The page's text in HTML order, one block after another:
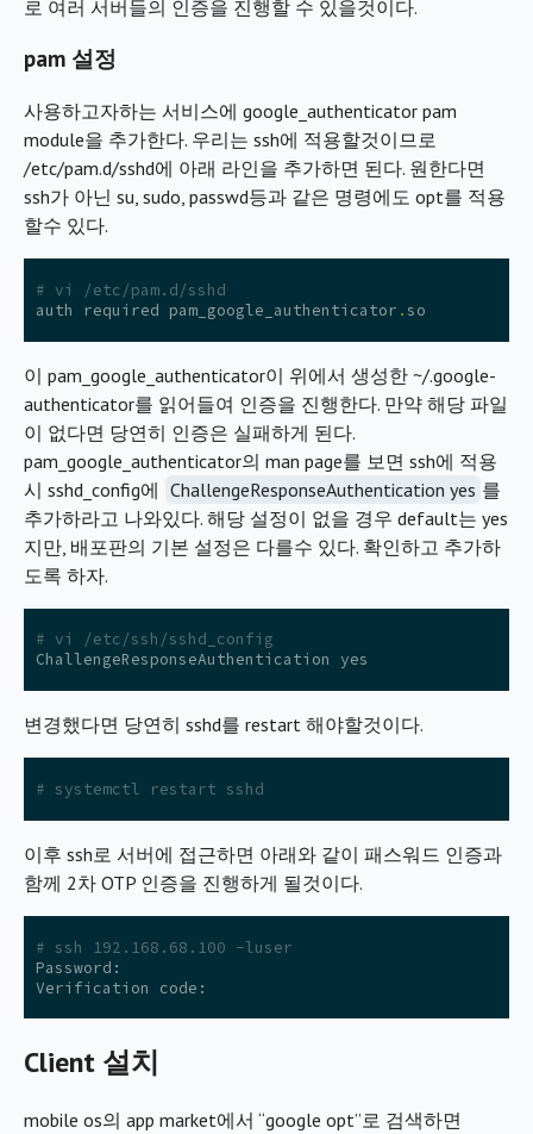
로 여러 서버들의 인증을 진행할 수 있을것이다.
pam 설정
사용하고자하는 서비스에 google_authenticator pam
module을 추가한다. 우리는 ssh에 적용할것이므로
/etc/pam.d/sshd에 아래 라인을 추가하면 된다. 원한다면
ssh가 아닌 su, sudo, passwd등과 같은 명령에도 opt를 적용
할수 있다.
# vi /etc/pam.d/sshd
auth
required pam_google_authenticator .so
이 pam_google_authenticator이 위에서 생성한 ~/.google-
authenticator를 읽어들여 인증을 진행한다. 만약 해당 파일
이 없다면 당연히 인증은 실패하게 된다.
pam_google_authenticator의 man page를 보면 ssh에 적용
시 sshd_config에 ChallengeResponseAuthentication yes 를
추가하라고 나와있다. 해당 설정이 없을 경우 default는 yes
지만, 배포판의 기본 설정은 다를수 있다. 확인하고 추가하
도록 하자.
# vi /etc/ssh/sshd_config
ChallengeResponseAuthentication
yes
변경했다면 당연히 sshd를 restart 해야할것이다.
# systemctl restart sshd
이후 ssh로 서버에 접근하면 아래와 같이 패스워드 인증과
함께 2차 OTP 인증을 진행하게 될것이다.
# ssh 192.168.68.100 -luser
Password :
Verification
code :
Client 설치
mobile os의 app market에서 “google opt”로 검색하면